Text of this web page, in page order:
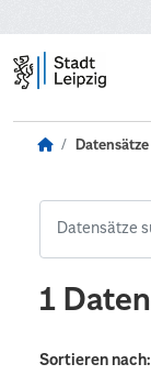
Datensätze
1
Sortieren nach